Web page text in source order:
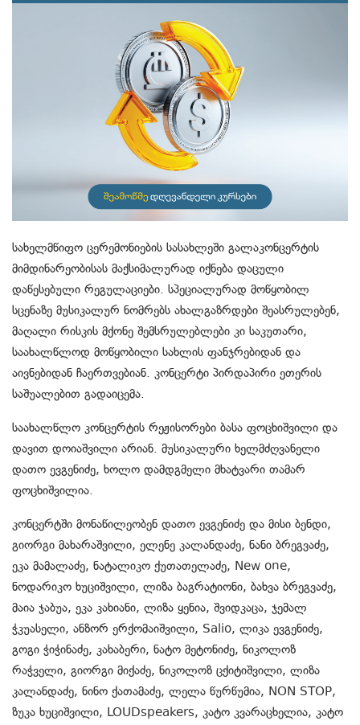
სახელმწიფო ცერემონიების სასახლეში გალაკონცერტის
მიმდინარეობისას მაქსიმალურად იქნება დაცული
დაწესებული რეგულაციები. სპეციალურად მოწყობილ
სცენაზე მუსიკალურ ნომრებს ახალგაზრდები შეასრულებენ,
მაღალი რისკის მქონე შემსრულებლები კი საკუთარი,
საახალწლოდ მოწყობილი სახლის ფანჯრებიდან და
აივნებიდან ჩაერთვებიან. კონცერტი პირდაპირი ეთერის
საშუალებით გადაიცემა.
საახალწლო კონცერტის რეჟისორები ბასა ფოცხიშვილი და
დავით დოიაშვილი არიან. მუსიკალური ხელმძღვანელი
დათო ევგენიძე, ხოლო დამდგმელი მხატვარი თამარ
ფოცხიშვილია.
კონცერტში მონაწილეობენ დათო ევგენიძე და მისი ბენდი,
გიორგი მახარაშვილი, ელენე კალანდაძე, ნანი ბრეგვაძე,
ეკა მამალაძე, ნატალიკო ქუთათელაძე, New one,
ნოდარიკო ხუციშვილი, ლიზა ბაგრატიონი, ბახვა ბრეგვაძე,
მაია ჯაბუა, ეკა კახიანი, ლიზა ყენია, შვიდკაცა, ჯემალ
ჭკუასელი, ანზორ ერქომაიშვილი, Salio, ლიკა ევგენიძე,
გოგი ჭიჭინაძე, კახაბერი, ნატო მეტონიძე, ნიკოლოზ
რაჭველი, გიორგი მიქაძე, ნიკოლოზ ცქიტიშვილი, ლიზა
კალანდაძე, ნინო ქათამაძე, ლელა წურწუმია, NON STOP,
ზუკა ხუციშვილი, LOUDspeakers, კატო კვარაცხელია, კატო